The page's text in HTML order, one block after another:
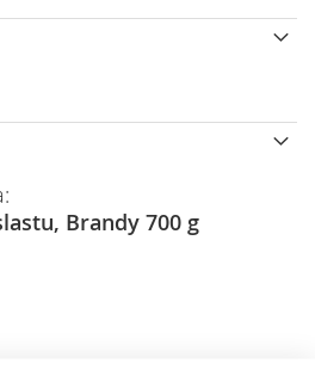
Brandy 700 g